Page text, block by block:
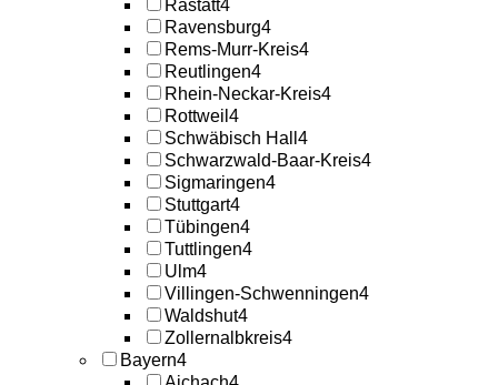
Rastatt4
Ravensburg4
Rems-Murr-Kreis4
Reutlingen4
Rhein-Neckar-Kreis4
Rottweil 4
Schwäbisch Hall 4
Schwarzwald-Baar-Kreis4
Sigmaringen4
Stuttgart4
Tübingen4
Tuttlingen4
Ulm4
Villingen-Schwenningen4
Waldshut4
Zollernalbkreis4
Bayern4